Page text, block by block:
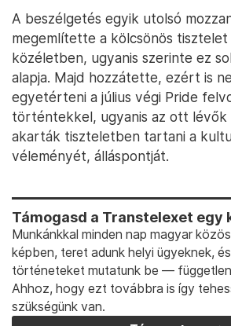
redukálja, akadályozva ezzel
és képviseleti lehetőségüket.
Illés Boglárka azonban azt
Hollywoodig menni, ha valaki
magának, elég, ha a saját
szét. Megtiszteltetésként,
hogy lehetősége volt olyan nőkkel
mint Novák Katalin és Varga Judit,
mai napig is.
A beszélgetés egyik utolsó
megemlítette a kölcsönös tisztelet
közéletben, ugyanis szerinte ez
alapja. Majd hozzátette, ezért is
egyetérteni a július végi Pride